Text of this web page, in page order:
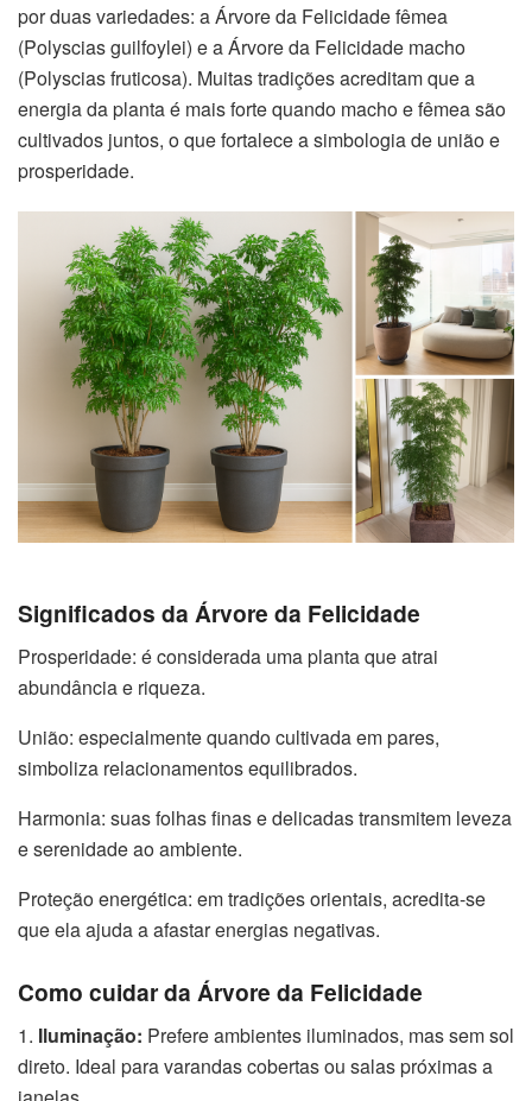
por duas variedades: a Árvore da Felicidade fêmea
(Polyscias guilfoylei) e a Árvore da Felicidade macho
(Polyscias fruticosa). Muitas tradições acreditam que a
energia da planta é mais forte quando macho e fêmea são
cultivados juntos, o que fortalece a simbologia de união e
prosperidade.
Significados da Árvore da Felicidade
Prosperidade: é considerada uma planta que atrai
abundância e riqueza.
União: especialmente quando cultivada em pares,
simboliza relacionamentos equilibrados.
Harmonia: suas folhas finas e delicadas transmitem leveza
e serenidade ao ambiente.
Proteção energética: em tradições orientais, acredita-se
que ela ajuda a afastar energias negativas.
Como cuidar da Árvore da Felicidade
1. Iluminação: Prefere ambientes iluminados, mas sem sol
direto. Ideal para varandas cobertas ou salas próximas a